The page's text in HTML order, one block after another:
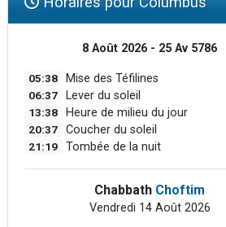
8 Août 2026 - 25 Av 5786
05:38 Mise des Téfilines
06:37 Lever du soleil
13:38 Heure de milieu du jour
20:37 Coucher du soleil
21:19 Tombée de la nuit
Chabbath Choftim
Vendredi 14 Août 2026